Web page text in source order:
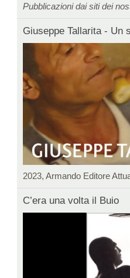
Pubblicazioni dai siti dei
Giuseppe Tallarita - Un
2023, Armando Editore
C’era una volta il Buio